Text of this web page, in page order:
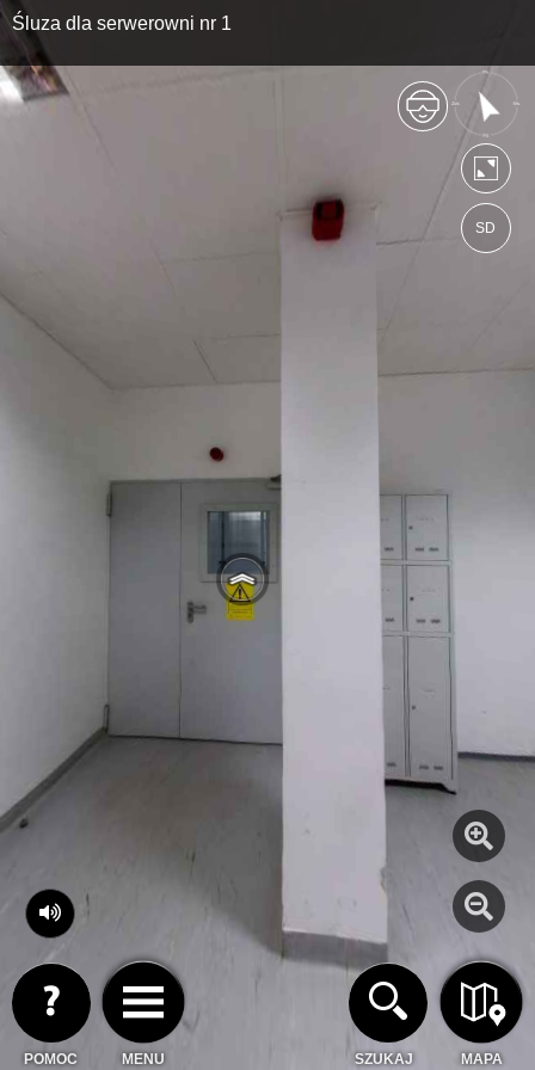
https://comarch.wkraj.pl
Śluza dla serwerowni nr 1
MENU MAPA
POMOC
SD
SZUKAJ